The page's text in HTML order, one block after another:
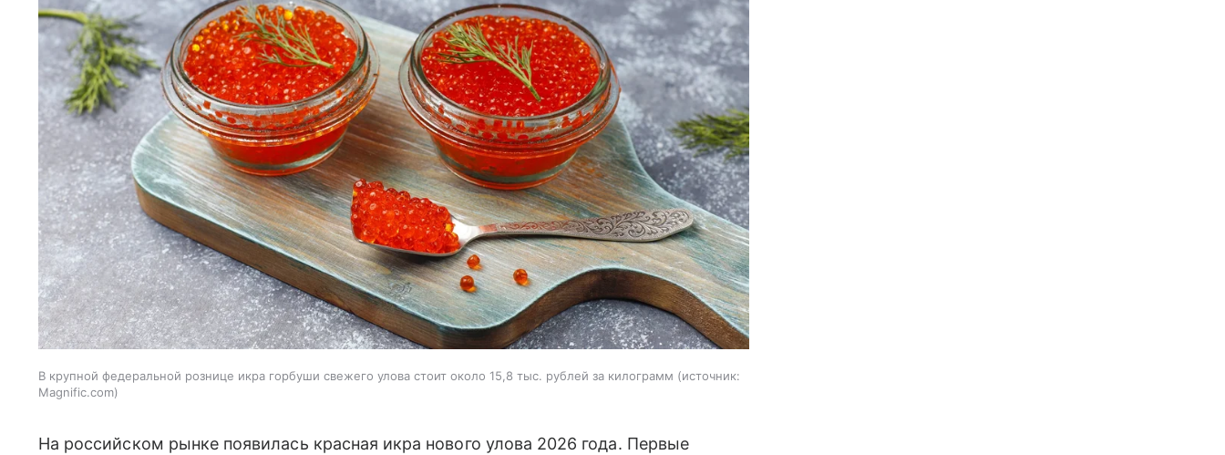
В крупной федеральной рознице икра горбуши свежего улова стоит около 15,8 тыс. рублей за килограмм
источник:
Magnific.com
На российском рынке появилась красная икра нового улова 2026 года. Первые